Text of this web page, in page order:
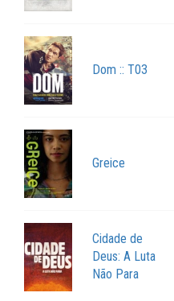
Dom :: T03
Greice
Cidade de
Deus: A Luta
Não Para